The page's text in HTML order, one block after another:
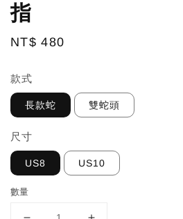
指
Regular
NT$ 480
款式
長款蛇 雙蛇頭
尺寸
US8 US10
數量